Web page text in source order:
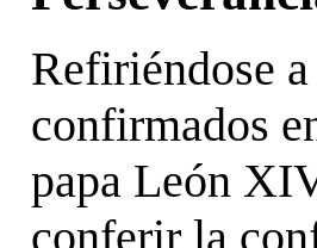
Refiriéndose
confirmados
papa León
conferir la